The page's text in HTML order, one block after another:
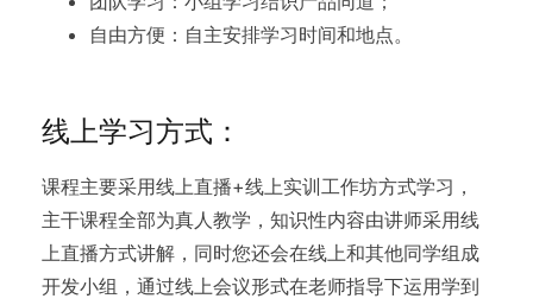
自由方便：自主安排学习时间和地点。
线上学习方式：
课程主要采用线上直播+线上实训工作坊方式学习，
主干课程全部为真人教学，知识性内容由讲师采用线
上直播方式讲解，同时您还会在线上和其他同学组成
开发小组，通过线上会议形式在老师指导下运用学到